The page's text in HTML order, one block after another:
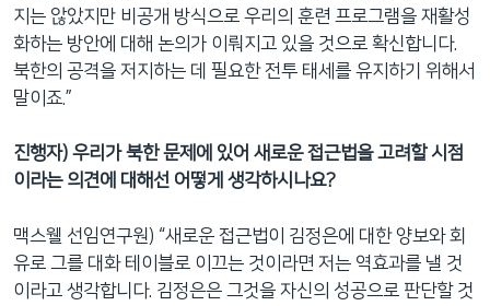
지는 않았지만 비공개 방식으로 우리의 훈련 프로그램을 재활성
화하는 방안에 대해 논의가 이뤄지고 있을 것으로 확신합니다.
북한의 공격을 저지하는 데 필요한 전투 태세를 유지하기 위해서
말이죠.”
진행자) 우리가 북한 문제에 있어 새로운 접근법을 고려할 시점
이라는 의견에 대해선 어떻게 생각하시나요?
맥스웰 선임연구원) “새로운 접근법이 김정은에 대한 양보와 회
유로 그를 대화 테이블로 이끄는 것이라면 저는 역효과를 낼 것
이라고 생각합니다. 김정은은 그것을 자신의 성공으로 판단할 것